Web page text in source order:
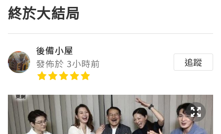
終於大結局
後備小屋
發佈於 3小時前
追蹤